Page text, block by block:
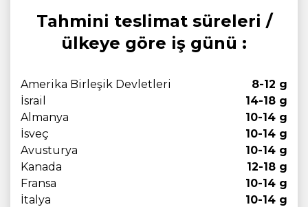
Tahmini teslimat süreleri /
ülkeye göre iş günü :
Amerika Birleşik Devletleri
8-12 g
İsrail
14-18 g
Almanya
10-14 g
İsveç
10-14 g
Avusturya
10-14 g
Kanada
12-18 g
Fransa
10-14 g
İtalya
10-14 g